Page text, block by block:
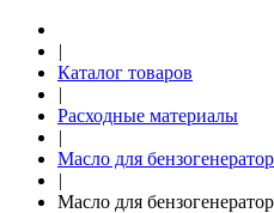
|
Каталог товаров
|
Расходные материалы
|
Масло для
|
Масло для